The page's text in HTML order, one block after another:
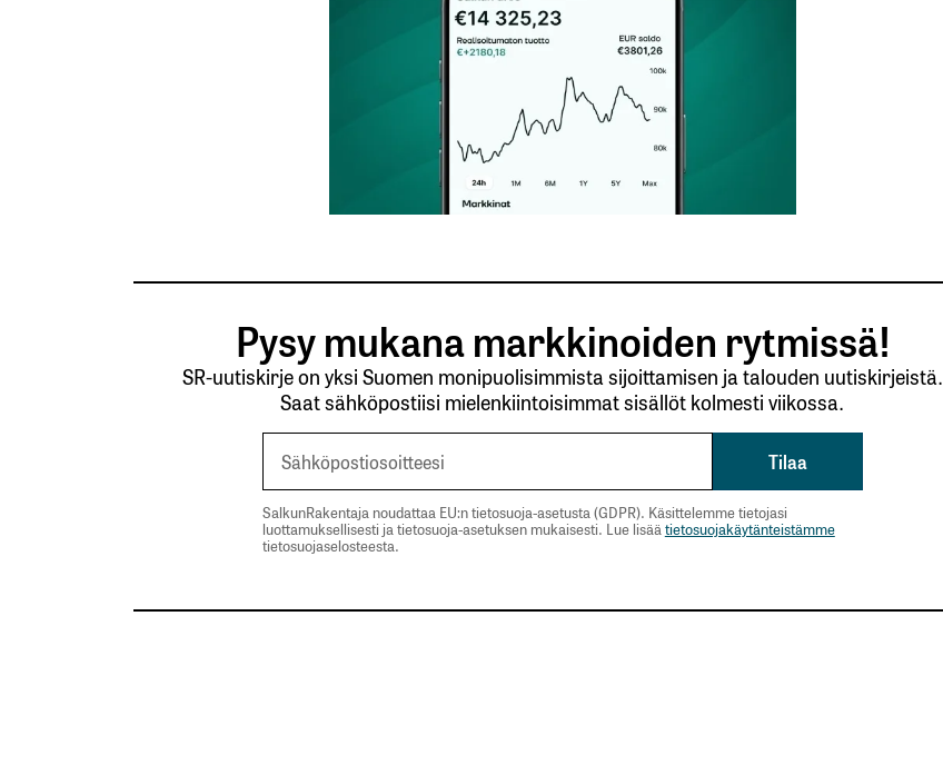
Pysy mukana markkinoiden rytmissä!
SR-uutiskirje on yksi Suomen monipuolisimmista sijoittamisen ja talouden uutiskirjeistä.
Saat sähköpostiisi mielenkiintoisimmat sisällöt kolmesti viikossa.
SalkunRakentaja noudattaa EU:n tietosuoja-asetusta (GDPR). Käsittelemme tietojasi
luottamuksellisesti ja tietosuoja-asetuksen mukaisesti. Lue lisää tietosuojakäytänteistämme
tietosuojaselosteesta.